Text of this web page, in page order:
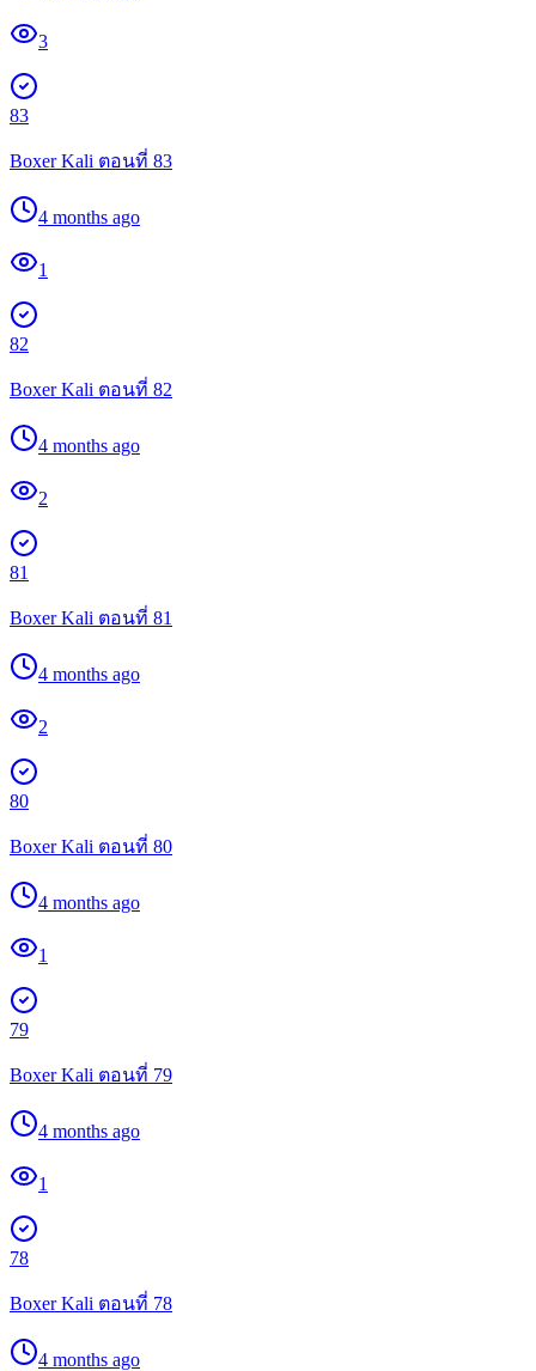
3
83
Boxer Kali ตอนที่ 83
4 months ago
1
82
Boxer Kali ตอนที่ 82
4 months ago
2
81
Boxer Kali ตอนที่ 81
4 months ago
2
80
Boxer Kali ตอนที่ 80
4 months ago
1
79
Boxer Kali ตอนที่ 79
4 months ago
1
78
Boxer Kali ตอนที่ 78
4 months ago